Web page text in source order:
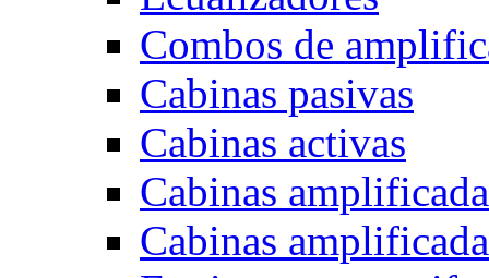
Combos de
Cabinas pasivas
Cabinas activas
Cabinas
Cabinas